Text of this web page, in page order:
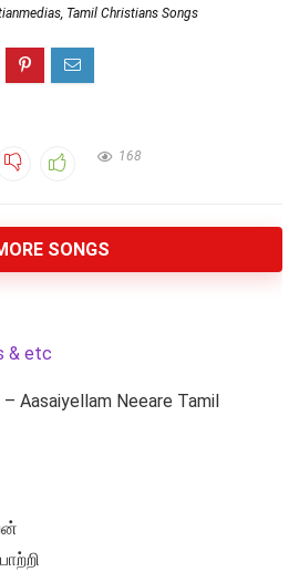
, Tamil Christians Songs
168
SONGS
& etc
Neeare Tamil